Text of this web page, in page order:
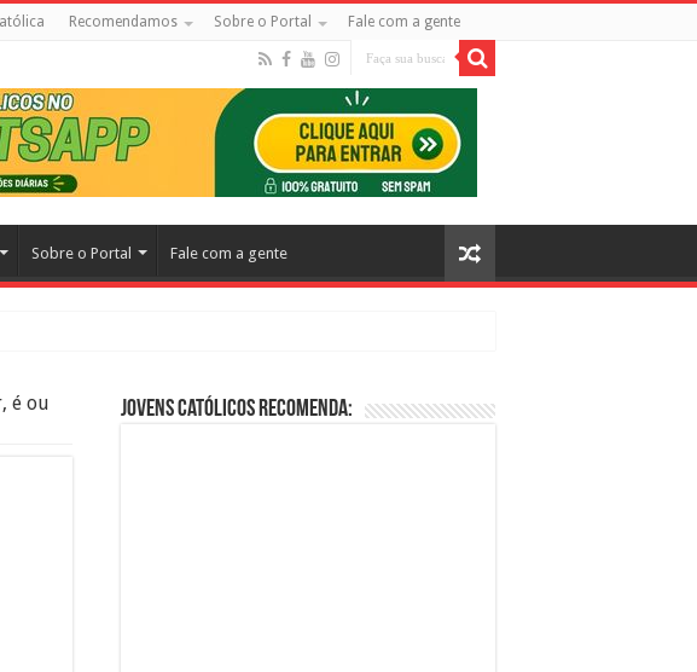
Recomendamos Sobre o Portal Fale com a gente
Sobre o Portal Fale com a gente
Tocar os Católicos no Cinema
é ou
Jovens Católicos Recomenda: